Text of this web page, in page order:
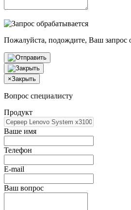
Пожалуйста, подождите, Ваш запрос
×Закрыть
Вопрос специалисту
Продукт
Ваше имя
Телефон
E-mail
Ваш вопрос